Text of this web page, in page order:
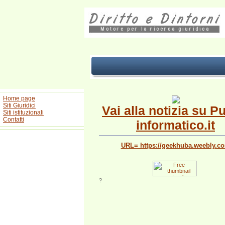
Home page
Siti Giuridici
Siti istituzionali
Contatti
Vai alla notizia su
informatico.it
URL= https://
?